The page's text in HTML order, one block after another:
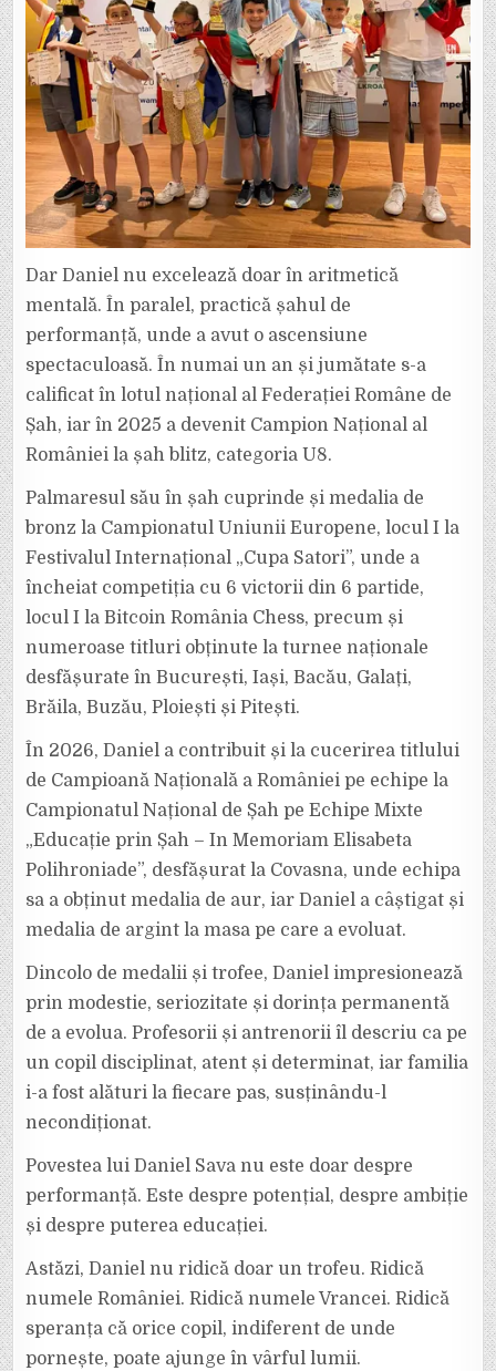
Dar Daniel nu excelează doar în aritmetică
mentală. În paralel, practică șahul de
performanță, unde a avut o ascensiune
spectaculoasă. În numai un an și jumătate s-a
calificat în lotul național al Federației Române de
Șah, iar în 2025 a devenit Campion Național al
României la șah blitz, categoria U8.
Palmaresul său în șah cuprinde și medalia de
bronz la Campionatul Uniunii Europene, locul I la
Festivalul Internațional „Cupa Satori”, unde a
încheiat competiția cu 6 victorii din 6 partide,
locul I la Bitcoin România Chess, precum și
numeroase titluri obținute la turnee naționale
desfășurate în București, Iași, Bacău, Galați,
Brăila, Buzău, Ploiești și Pitești.
În 2026, Daniel a contribuit și la cucerirea titlului
de Campioană Națională a României pe echipe la
Campionatul Național de Șah pe Echipe Mixte
„Educație prin Șah – In Memoriam Elisabeta
Polihroniade”, desfășurat la Covasna, unde echipa
sa a obținut medalia de aur, iar Daniel a câștigat și
medalia de argint la masa pe care a evoluat.
Dincolo de medalii și trofee, Daniel impresionează
prin modestie, seriozitate și dorința permanentă
de a evolua. Profesorii și antrenorii îl descriu ca pe
un copil disciplinat, atent și determinat, iar familia
i-a fost alături la fiecare pas, susținându-l
necondiționat.
Povestea lui Daniel Sava nu este doar despre
performanță. Este despre potențial, despre ambiție
și despre puterea educației.
Astăzi, Daniel nu ridică doar un trofeu. Ridică
numele României. Ridică numele Vrancei. Ridică
speranța că orice copil, indiferent de unde
pornește, poate ajunge în vârful lumii.